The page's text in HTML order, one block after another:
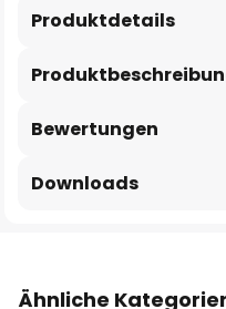
Produktdetails
Bewertungen
Downloads
Ähnliche